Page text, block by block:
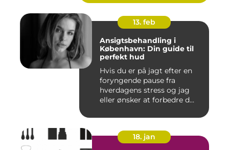
13. feb
Ansigtsbehandling i
København: Din guide til
perfekt hud
Hvis du er på jagt efter en
foryngende pause fra
hverdagens stress og jag
eller ønsker at forbedre d...
18. jan